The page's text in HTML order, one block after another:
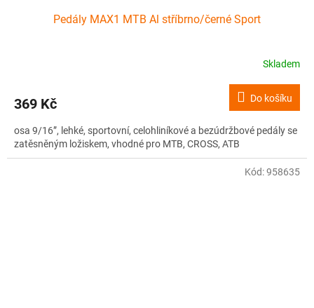
Pedály MAX1 MTB Al stříbrno/černé Sport
Skladem
369 Kč Do košíku
osa 9/16”, lehké, sportovní, celohliníkové a bezúdržbové pedály se
zatěsněným ložiskem, vhodné pro MTB, CROSS, ATB
Kód:958635